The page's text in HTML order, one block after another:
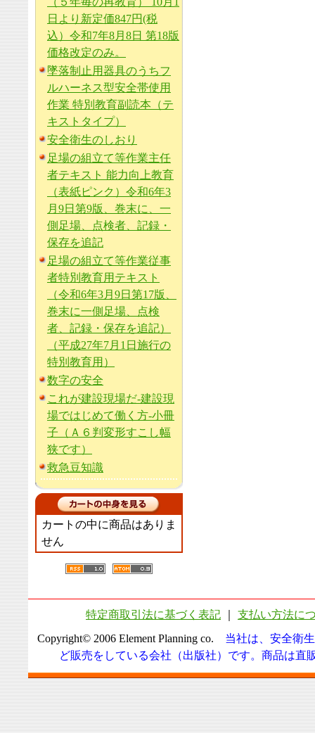
日より新定価847円(税
込）令和7年8月8日 第18版
価格改定のみ。
墜落制止用器具のうちフ
ルハーネス型安全帯使用
作業 特別教育副読本（テ
キストタイプ）
安全衛生のしおり
足場の組立て等作業主任
者テキスト 能力向上教育
（表紙ピンク）令和6年3
月9日第9版、巻末に、一
側足場、点検者、記録・
保存を追記
足場の組立て等作業従事
者特別教育用テキスト
（令和6年3月9日第17版、
巻末に一側足場、点検
者、記録・保存を追記）
（平成27年7月1日施行の
特別教育用）
数字の安全
これが建設現場だ-建設現
場ではじめて働く方-小冊
子（Ａ６判変形すこし幅
狭です）
救急豆知識
カートの中に商品はありま
せん
特定商取引法に基づく表記
支払い方法に
Copyright© 2006 Element Planning co. 当社は、安全衛
ど販売をしている会社（出版社）です。商品は直